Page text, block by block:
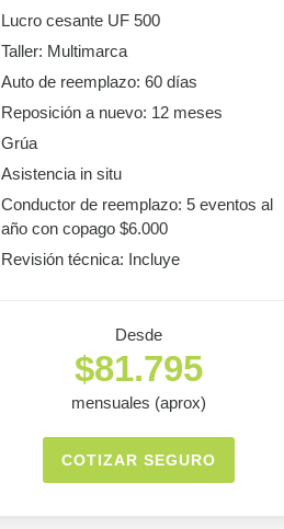
Lucro cesante UF 500
Taller: Multimarca
Auto de reemplazo: 60 días
Reposición a nuevo: 12 meses
Grúa
Asistencia in situ
Conductor de reemplazo: 5 eventos al
año con copago $6.000
Revisión técnica: Incluye
Desde
$81.795
mensuales (aprox)
COTIZAR SEGURO